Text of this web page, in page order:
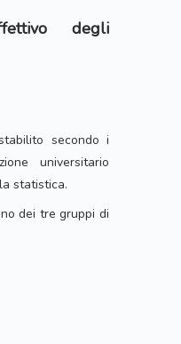
degli
secondo i
universitario
statistica.
dei tre gruppi di